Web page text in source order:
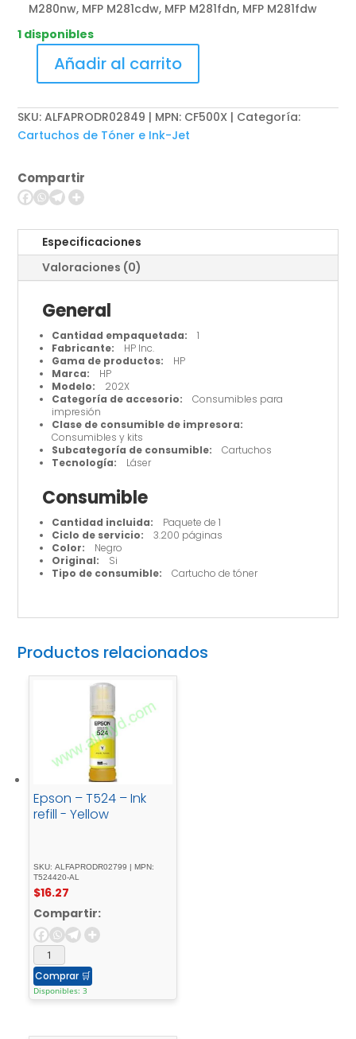
M280nw, MFP M281cdw, MFP M281fdn, MFP M281fdw
1 disponibles
-
negro
cantidad
Añadir al carrito
SKU:ALFAPRODR02849 | MPN: CF500X
Categoría:
Cartuchos de Tóner e Ink-Jet
Compartir
Especificaciones
Valoraciones (0)
General
Cantidad empaquetada: 1
Fabricante: HP Inc.
Gama de productos: HP
Marca: HP
Modelo: 202X
Categoría de accesorio: Consumibles para
impresión
Clase de consumible de impresora:
Consumibles y kits
Subcategoría de consumible: Cartuchos
Tecnología: Láser
Consumible
Cantidad incluida: Paquete de 1
Ciclo de servicio: 3.200 páginas
Color: Negro
Original: Si
Tipo de consumible: Cartucho de tóner
Productos relacionados
Epson – T524 – Ink
refill - Yellow
SKU: ALFAPRODR02799 | MPN:
T524420-AL
$16.27
Compartir:
Comprar 🛒
Disponibles: 3